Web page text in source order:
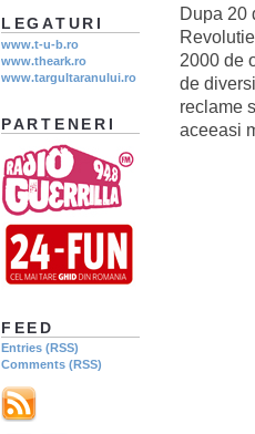
Dupa 20
2000 de
de
reclame
aceeasi
LEGATURI
www.t-u-b.ro
www.theark.ro
www.targultaranului.ro
PARTENERI
FEED
Entries (RSS)
Comments (RSS)